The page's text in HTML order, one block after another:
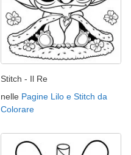
Stitch - Il Re
nelle Pagine Lilo e Stitch da
Colorare